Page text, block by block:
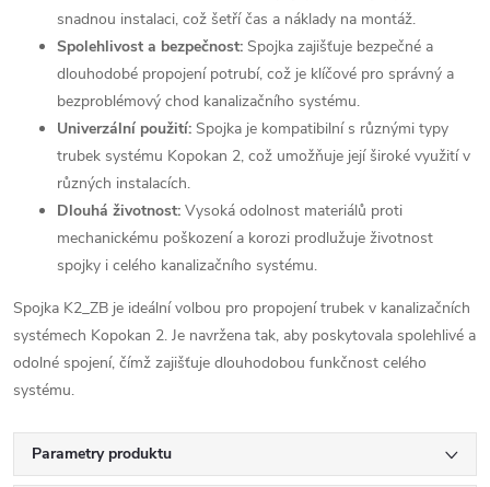
snadnou instalaci, což šetří čas a náklady na montáž.
Spolehlivost a bezpečnost: Spojka zajišťuje bezpečné a
dlouhodobé propojení potrubí, což je klíčové pro správný a
bezproblémový chod kanalizačního systému.
Univerzální použití: Spojka je kompatibilní s různými typy
trubek systému Kopokan 2, což umožňuje její široké využití v
různých instalacích.
Dlouhá životnost: Vysoká odolnost materiálů proti
mechanickému poškození a korozi prodlužuje životnost
spojky i celého kanalizačního systému.
Spojka K2_ZB je ideální volbou pro propojení trubek v kanalizačních
systémech Kopokan 2. Je navržena tak, aby poskytovala spolehlivé a
odolné spojení, čímž zajišťuje dlouhodobou funkčnost celého
systému.
Parametry produktu